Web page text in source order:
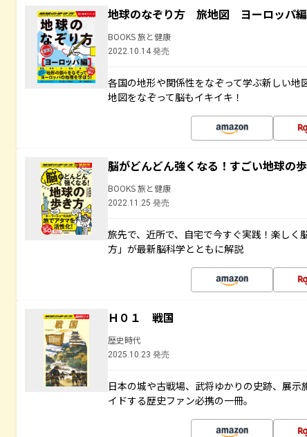
地球のなぞり方 旅地図 ヨーロッパ編
BOOKS 旅と健康
2022.10.14 発売
各国の地形や関係性をなぞって学ぶ新しい
地図をなぞって脳もイキイキ！
脳がどんどん強くなる！すごい地球の
BOOKS 旅と健康
2022.11.25 発売
旅先で、近所で、自宅で今すぐ実践！楽し
方」が最新脳科学とともに解説
Ｈ０１ 戦国
歴史時代
2025.10.23 発売
日本の城や古戦場、武将ゆかりの史跡、展
イドする歴史ファン必携の一冊。